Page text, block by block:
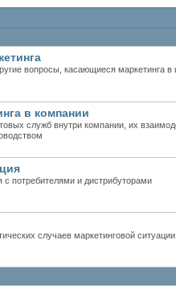
вопросы, касающиеся маркетинга в
в компании
служб внутри компании, их
с потребителями и дистрибуторами
случаев маркетинговой ситуации